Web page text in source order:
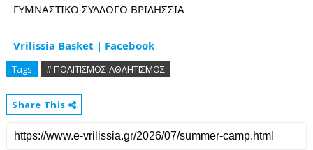
ΓΥΜΝΑΣΤΙΚΟ ΣΥΛΛΟΓΟ ΒΡΙΛΗΣΣΙΑ
Vrilissia Basket | Facebook
Tags # ΠΟΛΙΤΙΣΜΟΣ-ΑΘΛΗΤΙΣΜΟΣ
Share This